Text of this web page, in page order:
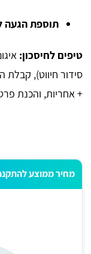
תוספת הגעה
טיפים לחיסכון:
סידור חיווט),
+ אחריות, והכנת
מחיר ממוצע